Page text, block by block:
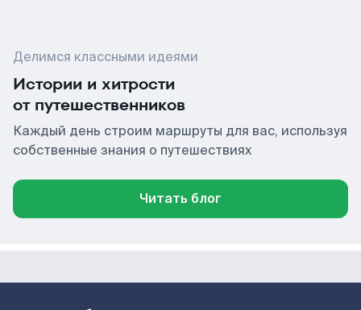
Делимся классными идеями
Истории и хитрости
от путешественников
Каждый день строим маршруты для вас, используя
собственные знания о путешествиях
Читать блог